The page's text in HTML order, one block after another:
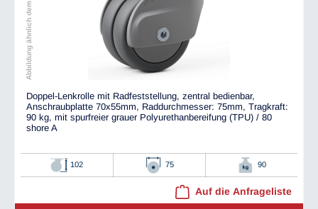
Abbildung ähnlich dem Original
Doppel-Lenkrolle mit Radfeststellung, zentral bedienbar,
Anschraubplatte 70x55mm, Raddurchmesser: 75mm, Tragkraft:
90 kg, mit spurfreier grauer Polyurethanbereifung (TPU) / 80
shore A
102 75 90
Auf die Anfrageliste